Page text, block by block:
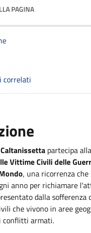
PAGINA
correlati
partecipa alla
Vittime Civili delle
, una ricorrenza
anno per richiamare
dalla sofferenza
che vivono in aree
conflitti armati.